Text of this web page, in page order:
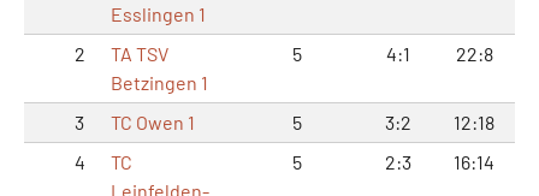
Esslingen 1
2
TA TSV
Betzingen 1
5 4:1 22:8
3 TC Owen 1 5 3:2 12:18
4
TC
Leinfelden-
5 2:3 16:14